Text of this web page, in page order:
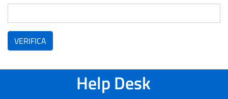
VERIFICA
Help Desk